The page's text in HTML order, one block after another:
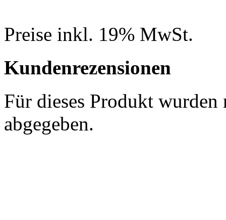
Preise inkl. 19% MwSt.
Kundenrezensionen
Für dieses Produkt
abgegeben.